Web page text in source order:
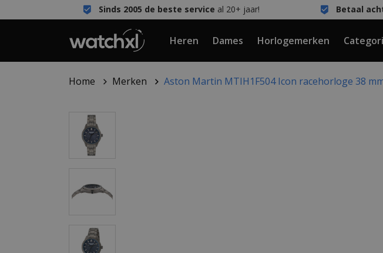
Sinds 2005 de beste service al 20+ jaar! Betaal
Heren Dames Horlogemerken
Home Merken Aston Martin MTIH1F504 Icon racehorloge 38